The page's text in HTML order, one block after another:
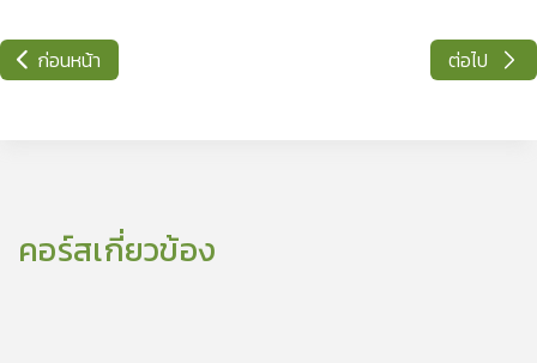
ก่อนหน้า ต่อไป
คอร์สเกี่ยวข้อง